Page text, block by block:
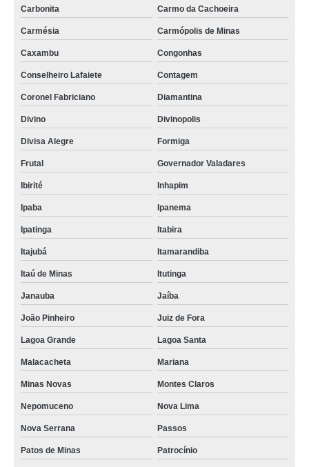
Carbonita Carmo da Cachoeira
Carmésia Carmópolis de Minas
Caxambu Congonhas
Conselheiro Lafaiete Contagem
Coronel Fabriciano Diamantina
Divino Divinopolis
Divisa Alegre Formiga
Frutal Governador Valadares
Ibirité Inhapim
Ipaba Ipanema
Ipatinga Itabira
Itajubá Itamarandiba
Itaú de Minas Itutinga
Janauba Jaíba
João Pinheiro Juiz de Fora
Lagoa Grande Lagoa Santa
Malacacheta Mariana
Minas Novas Montes Claros
Nepomuceno Nova Lima
Nova Serrana Passos
Patos de Minas Patrocínio